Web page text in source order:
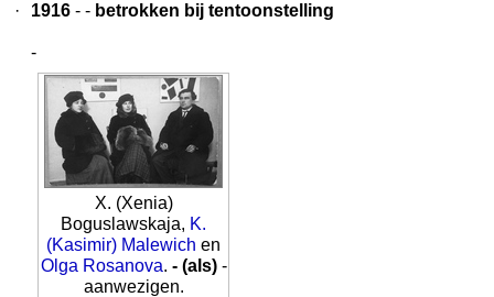
·
1916 - - betrokken bij tentoonstelling
-
X. (Xenia)
Boguslawskaja, K.
(Kasimir) Malewich en
Olga Rosanova. - (als) -
aanwezigen.